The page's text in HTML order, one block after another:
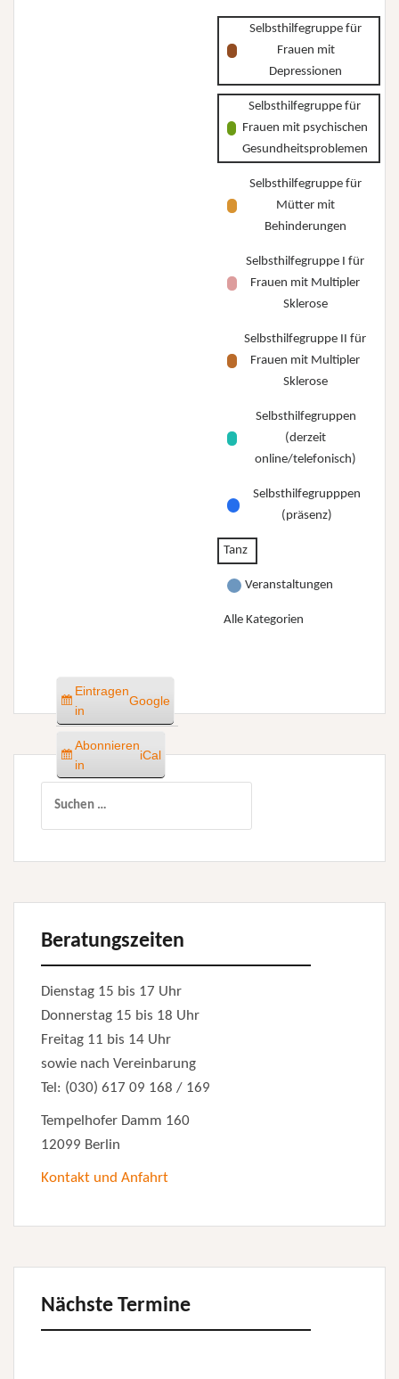
Selbsthilfegruppe für
Frauen mit
Depressionen
Selbsthilfegruppe für
Frauen mit psychischen
Gesundheitsproblemen
Selbsthilfegruppe für
Mütter mit
Behinderungen
Selbsthilfegruppe I für
Frauen mit Multipler
Sklerose
Selbsthilfegruppe II für
Frauen mit Multipler
Sklerose
Selbsthilfegruppen
(derzeit
online/telefonisch)
Selbsthilfegrupppen
(präsenz)
Tanz
Veranstaltungen
Alle Kategorien
Eintragen
in
Google
Abonnieren
in
iCal
Beratungszeiten
Dienstag 15 bis 17 Uhr
Donnerstag 15 bis 18 Uhr
Freitag 11 bis 14 Uhr
sowie nach Vereinbarung
Tel: (030) 617 09 168 / 169
Tempelhofer Damm 160
12099 Berlin
Kontakt und Anfahrt
Nächste Termine